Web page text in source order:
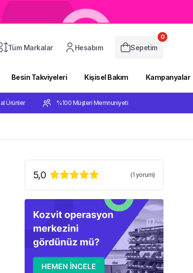
Tüm Markalar Hesabım Sepetim
0
Besin Takviyeleri Kişisel Bakım Kampanyalar
Ürünler %100 Müşteri Memnuniyeti
5,0 (1 yorum)